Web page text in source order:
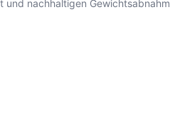
und nachhaltigen